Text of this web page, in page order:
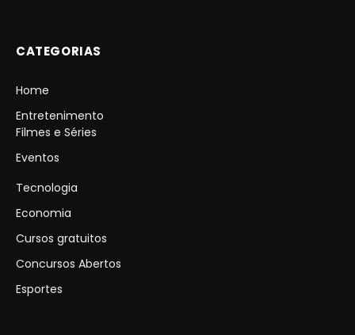
CATEGORIAS
Home
Entretenimento
Filmes e Séries
Eventos
Tecnologia
Economia
Cursos gratuitos
Concursos Abertos
Esportes